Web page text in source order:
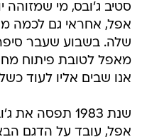
סטיב ג'ובס, מי
אפל, אחראי גם לכמה
שלה. בשבוע שעבר
אנו שבים אליו לעוד
שנת 1983
אפל, עובד על הדגם